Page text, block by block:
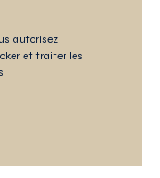
autorisez
et traiter les